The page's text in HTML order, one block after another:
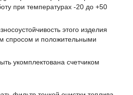
при температурах -20 до +50
этого изделия
спросом и положительными
укомплектована счетчиком